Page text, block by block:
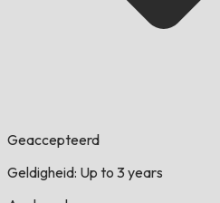
Geaccepteerd
Geldigheid: Up to 3 years